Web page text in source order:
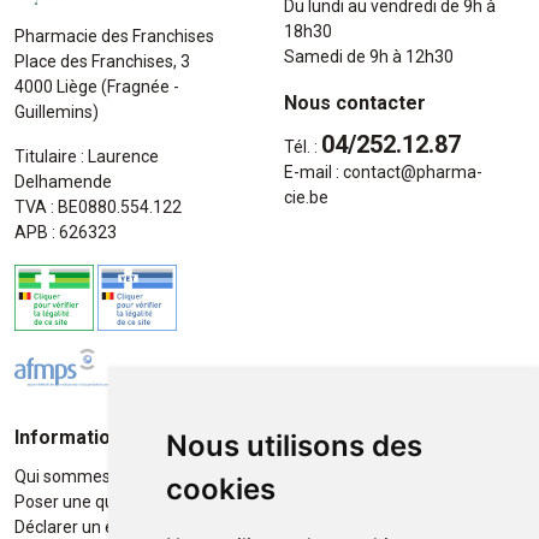
Nous utilisons des
cookies
Pharmacie des Franchises
Place des Franchises, 3
4000 Liège (Fragnée -
Guillemins)
Titulaire : Laurence
Delhamende
TVA : BE0880.554.122
APB : 626323
Du lundi au vendredi de 9h à
18h30
Samedi de 9h à 12h30
Nous contacter
Tél. : 04/252.12.87
E-mail : contact@pharma-
cie.be
Informations
Qui sommes-nous ?
Poser une question
Déclarer un effet indésirable
Moyens de paiement